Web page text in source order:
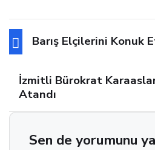
Barış Elçilerini Konuk
İzmitli Bürokrat
Atandı
Sen de yorumunu